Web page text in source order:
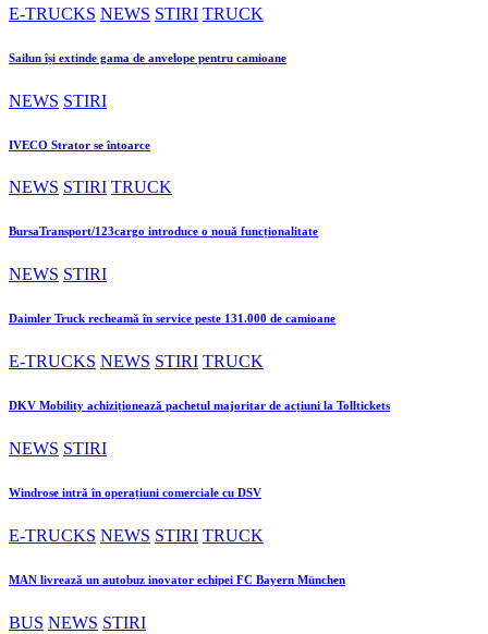
E-TRUCKS NEWS STIRI TRUCK
Sailun își extinde gama de anvelope pentru camioane
NEWS STIRI
IVECO Strator se întoarce
NEWS STIRI TRUCK
BursaTransport/123cargo introduce o nouă funcționalitate
NEWS STIRI
Daimler Truck recheamă în service peste 131.000 de camioane
E-TRUCKS NEWS STIRI TRUCK
DKV Mobility achiziționează pachetul majoritar de acțiuni la Tolltickets
NEWS STIRI
Windrose intră în operațiuni comerciale cu DSV
E-TRUCKS NEWS STIRI TRUCK
MAN livrează un autobuz inovator echipei FC Bayern München
BUS NEWS STIRI